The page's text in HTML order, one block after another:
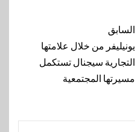
السابق
يونيليفر من خلال علامتها
التجارية سيجنال تستكمل
مسيرتها المجتمعية